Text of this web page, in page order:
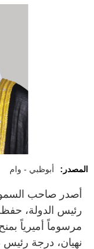
المصدر: أبوظبي - وام
أصدر صاحب السمو
رئيس الدولة،
مرسوماً أميرياً
نهيان، درجة رئيس